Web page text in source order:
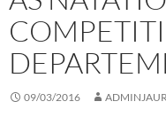
09/03/2016